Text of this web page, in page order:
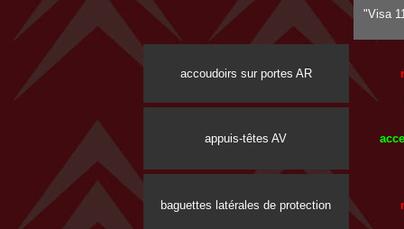
"Visa
accoudoirs sur portes AR
appuis-têtes AV
baguettes latérales de protection